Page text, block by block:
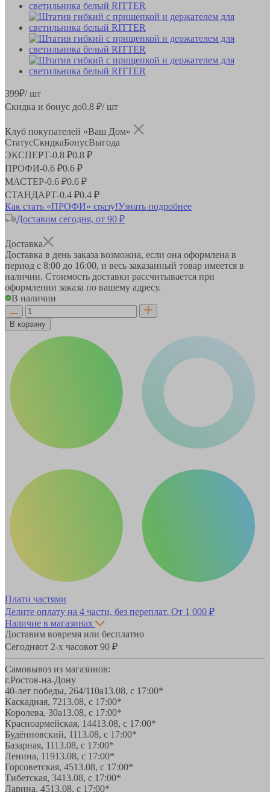
399₽/ шт
Скидка и бонус до0.8 ₽/ шт
Клуб покупателей «Ваш Дом»
СтатусСкидкаБонусВыгода
ЭКСПЕРТ-0.8 ₽0.8 ₽
ПРОФИ-0.6 ₽0.6 ₽
МАСТЕР-0.6 ₽0.6 ₽
СТАНДАРТ-0.4 ₽0.4 ₽
Как стать «ПРОФИ» сразу!Узнать подробнее
Доставим сегодня, от 90 ₽
Доставка
Доставка в день заказа возможна, если она оформлена в
период с 8:00 до 16:00, и весь заказанный товар имеется в
наличии. Стоимость доставки рассчитывается при
оформлении заказа по вашему адресу.
В наличии
В корзину
Плати частями
Делите оплату на 4 части, без переплат. От 1 000 ₽
Наличие в магазинах
Доставим вовремя или бесплатно
Сегодняот 2-х часовот 90 ₽
Самовывоз из магазинов:
г.Ростов-на-Дону
40-лет победы, 264/110а13.08, с 17:00*
Каскадная, 7213.08, с 17:00*
Королева, 30а13.08, с 17:00*
Красноармейская, 14413.08, с 17:00*
Будённовский, 1113.08, с 17:00*
Базарная, 1113.08, с 17:00*
Ленина, 11913.08, с 17:00*
Горсоветская, 4513.08, с 17:00*
Тибетская, 3413.08, с 17:00*
Ларина, 4513.08, с 17:00*